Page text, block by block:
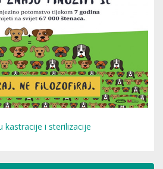
kastracije i sterilizacije